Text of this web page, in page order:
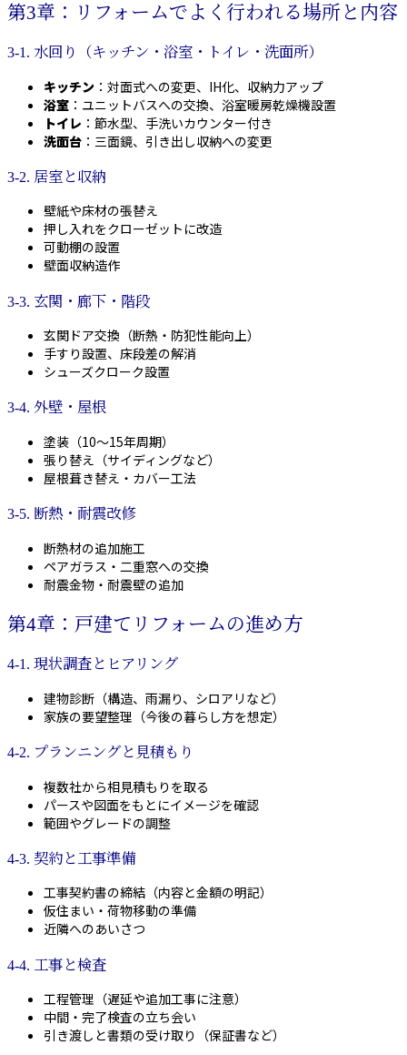
第3章：リフォームでよく行われる場所と内容
3-1. 水回り（キッチン・浴室・トイレ・洗面所）
キッチン ：対面式への変更、IH化、収納力アップ
浴室 ：ユニットバスへの交換、浴室暖房乾燥機設置
トイレ ：節水型、手洗いカウンター付き
洗面台 ：三面鏡、引き出し収納への変更
3-2. 居室と収納
壁紙や床材の張替え
押し入れをクローゼットに改造
可動棚の設置
壁面収納造作
3-3. 玄関・廊下・階段
玄関ドア交換（断熱・防犯性能向上）
手すり設置、床段差の解消
シューズクローク設置
3-4. 外壁・屋根
塗装（10〜15年周期）
張り替え（サイディングなど）
屋根葺き替え・カバー工法
3-5. 断熱・耐震改修
断熱材の追加施工
ペアガラス・二重窓への交換
耐震金物・耐震壁の追加
第4章：戸建てリフォームの進め方
4-1. 現状調査とヒアリング
建物診断（構造、雨漏り、シロアリなど）
家族の要望整理（今後の暮らし方を想定）
4-2. プランニングと見積もり
複数社から相見積もりを取る
パースや図面をもとにイメージを確認
範囲やグレードの調整
4-3. 契約と工事準備
工事契約書の締結（内容と金額の明記）
仮住まい・荷物移動の準備
近隣へのあいさつ
4-4. 工事と検査
工程管理（遅延や追加工事に注意）
中間・完了検査の立ち会い
引き渡しと書類の受け取り（保証書など）